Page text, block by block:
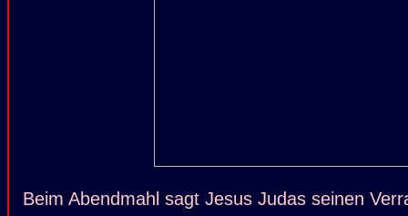
Beim Abendmahl sagt Jesus Judas seinen